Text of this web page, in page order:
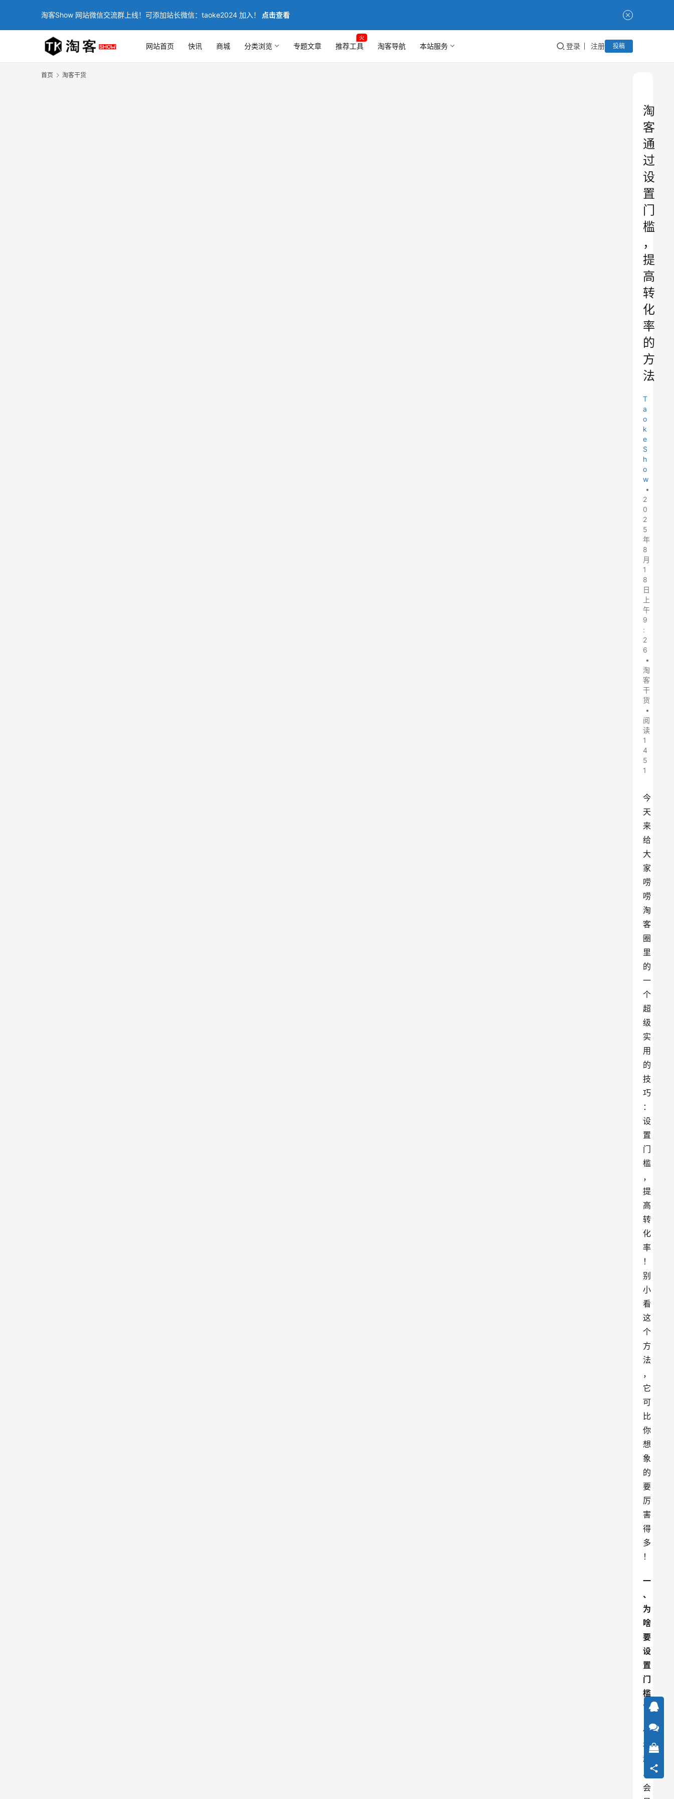
淘客Show 网站微信交流群上线！可添加站长微信：taoke2024 加入！ 点击查看
网站首页 快讯 商城 分类浏览 专题文章 推荐工具
火
淘客导航 本站服务 登录 注册 投稿
首页 淘客干货
淘
客
通
过
设
置
门
槛
，
提
高
转
化
率
的
方
法
T
a
o
k
e
S
h
o
w
•
2
0
2
5
年
8
月
1
8
日
上
午
9
:
2
6
•
淘
客
干
货
•
阅
读
1
4
5
1
今
天
来
给
大
家
唠
唠
淘
客
圈
里
的
一
个
超
级
实
用
的
技
巧
：
设
置
门
槛
，
提
高
转
化
率
！
别
小
看
这
个
方
法
，
它
可
比
你
想
象
的
要
厉
害
得
多
！
一
、
为
啥
要
设
置
门
槛
？
做
社
群
、
会